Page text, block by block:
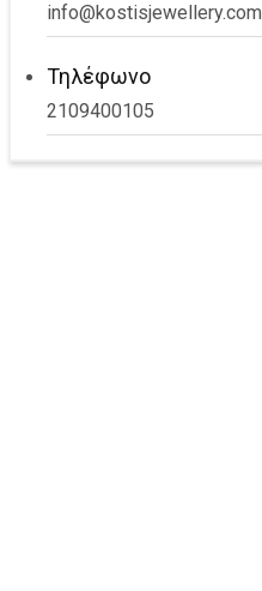
info@kostisjewellery.com
Τηλέφωνο
2109400105